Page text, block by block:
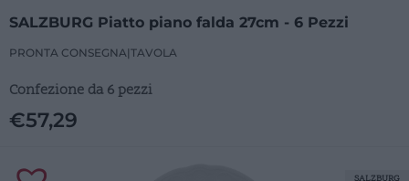
SALZBURG Piatto piano falda 27cm - 6 Pezzi
PRONTA CONSEGNA|TAVOLA
Confezione da 6 pezzi
€57,29